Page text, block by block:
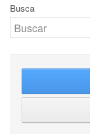
Busca